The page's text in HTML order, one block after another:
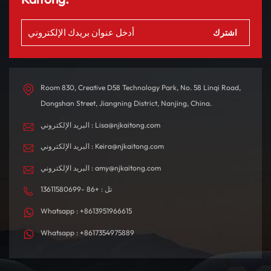
Room 830, Creative D58 Technology Park, No. 58 Linqi Road,
Dongshan Street, Jiangning District, Nanjing, China.
البريد الإلكتروني : Lisa@njkaitong.com
البريد الإلكتروني : Keira@njkaitong.com
البريد الإلكتروني : amy@njkaitong.com
تل : +86 -13611580699
Whatsapp : +8613951966615
Whatsapp : +8617354975889